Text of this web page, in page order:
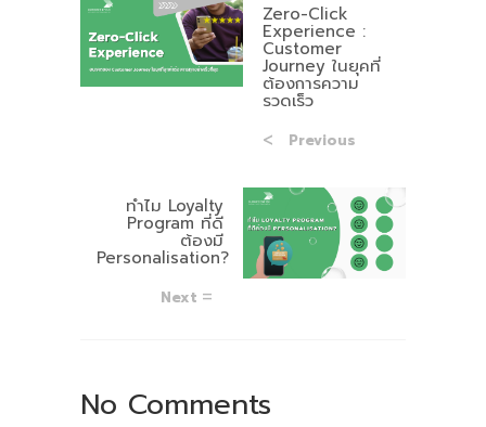
Zero-Click
Experience :
Customer
Journey ในยุคที่
ต้องการความ
รวดเร็ว
Previous
ทำไม Loyalty
Program ที่ดี
ต้องมี
Personalisation?
Next
No Comments